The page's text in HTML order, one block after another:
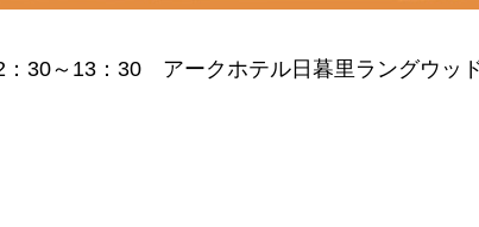
：30～13：30 アークホテル日暮里ラングウッ